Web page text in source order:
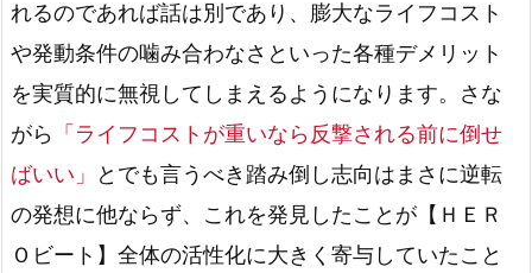
れるのであれば話は別であり、膨大なライフコスト
や発動条件の噛み合わなさといった各種デメリット
を実質的に無視してしまえるようになります。さな
がら
「ライフコストが重いなら反撃される前に倒せ
ばいい」
とでも言うべき踏み倒し志向はまさに逆転
の発想に他ならず、これを発見したことが【ＨＥＲ
Ｏビート】全体の活性化に大きく寄与していたこと